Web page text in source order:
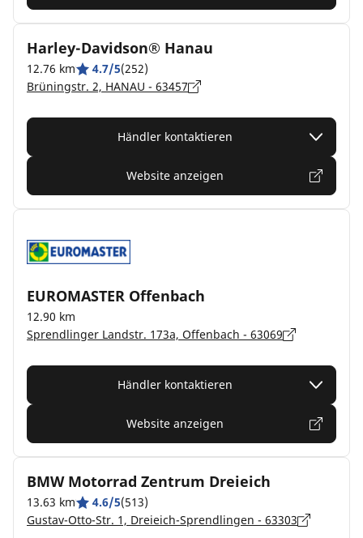
Harley-Davidson® Hanau
12.76 km 4.7/5(252)
Brüningstr. 2, HANAU - 63457
Händler kontaktieren
Website anzeigen
EUROMASTER Offenbach
12.90 km
Sprendlinger Landstr. 173a, Offenbach - 63069
Händler kontaktieren
Website anzeigen
BMW Motorrad Zentrum Dreieich
13.63 km 4.6/5(513)
Gustav-Otto-Str. 1, Dreieich-Sprendlingen - 63303